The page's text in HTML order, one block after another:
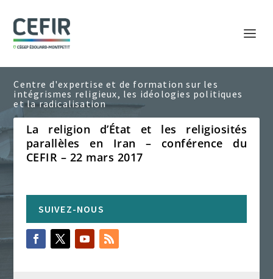
La religion d’État et les religiosités
parallèles en Iran – conférence du
CEFIR – 22 mars 2017